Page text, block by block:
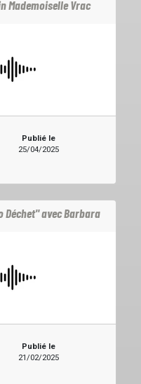
Mademoiselle Vrac
Publié le
25/04/2025
Déchet" avec Barbara
Publié le
21/02/2025